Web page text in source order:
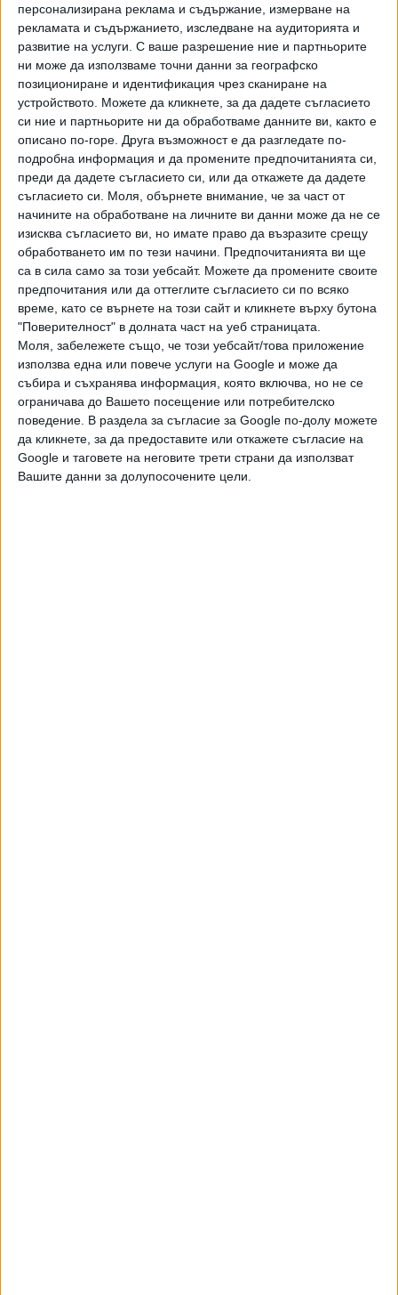
персонализирана реклама и съдържание, измерване на
рекламата и съдържанието, изследване на аудиторията и
развитие на услуги. С ваше разрешение ние и партньорите
ни може да използваме точни данни за географско
позициониране и идентификация чрез сканиране на
устройството. Можете да кликнете, за да дадете съгласието
си ние и партньорите ни да обработваме данните ви, както е
описано по-горе. Друга възможност е да разгледате по-
подробна информация и да промените предпочитанията си,
преди да дадете съгласието си, или да откажете да дадете
съгласието си.
Моля, обърнете внимание, че за част от
начините на обработване на личните ви данни може да не се
изисква съгласието ви, но имате право да възразите срещу
обработването им по тези начини. Предпочитанията ви ще
са в сила само за този уебсайт. Можете да промените своите
предпочитания или да оттеглите съгласието си по всяко
време, като се върнете на този сайт и кликнете върху бутона
"Поверителност" в долната част на уеб страницата.
Моля, забележете също, че този уебсайт/това приложение
използва една или повече услуги на Google и може да
събира и съхранява информация, която включва, но не се
ограничава до Вашето посещение или потребителско
поведение. В раздела за съгласие за Google по-долу можете
да кликнете, за да предоставите или откажете съгласие на
Google и таговете на неговите трети страни да използват
Вашите данни за долупосочените цели.
Афлек го следва. Други кадри показват майката на
Афлек, Кристофър Ан Болд, напускаща болницата в
инвалидна количка. Според Mirror, именно тя е била
хоспитализираната. Изданието отбелязва, че самият
Афлек я намерил с дълбока рана на крака след падане и
повикал бърза помощ. Въпреки травмата и няколкото
шева инцидентът не бил сериозен и знаменитостите
решили да не отлагат втората си сватбена церемония.
Известната двойка не е излязла с официално изявление
по случая.
https://www.dailymail.co.uk/news/article-
11128033/Ambulance-seen-speeding-JLo-Bens-
Georgia-property.html
53-годишната Дженифър Лопес и 50-годишният Бен
Афлек имат общо 5 деца: 14-годишните близнаци на
Джей Ло – момче и момиче, от брака й с певеца Марк
Антъни, двете дъщери на Афлек, съответно на 17 и 14
години, и 10-годишният му син – и тримата родени от